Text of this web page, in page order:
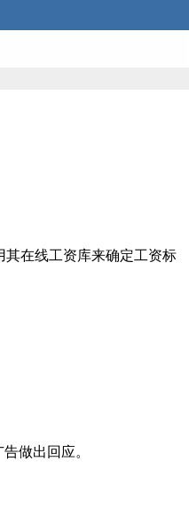
在线工资库来确定工资标
做出回应。